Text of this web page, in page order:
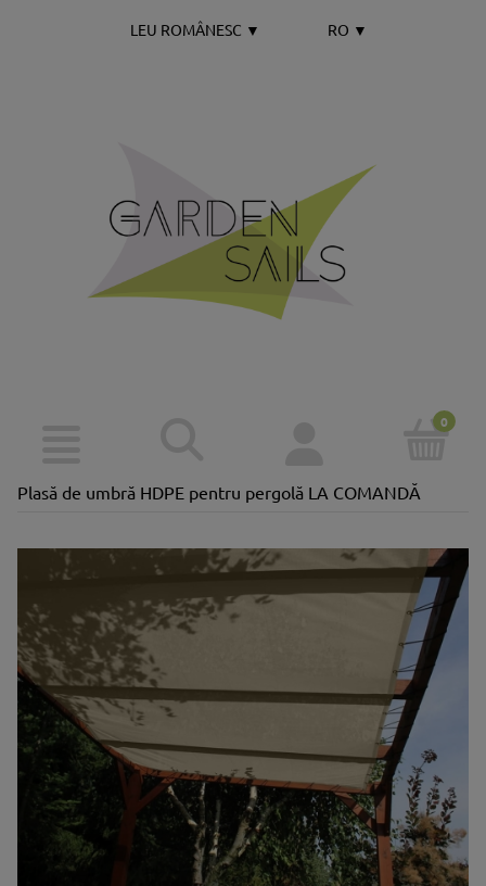
LEU ROMÂNESC ▼ RO ▼
Plasă de umbră HDPE pentru pergolă LA COMANDĂ